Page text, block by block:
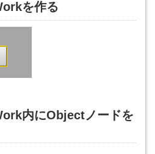
を作る
内にObjectノードを